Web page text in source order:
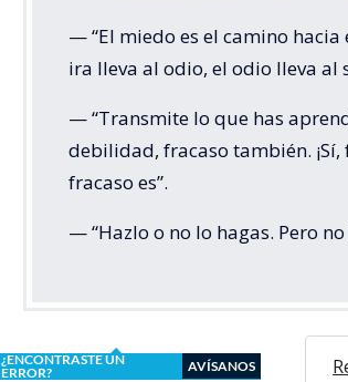
— “El miedo es el camino
ira lleva al odio, el odio lleva al
— “Transmite lo que has
debilidad, fracaso también.
fracaso es”.
— “Hazlo o no lo hagas. Pero
¿ENCONTRASTE UN
ERROR?
AVÍSANOS